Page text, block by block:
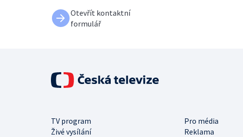
Otevřít kontaktní
formulář
TV program
Pro média
Živé vysílání
Reklama